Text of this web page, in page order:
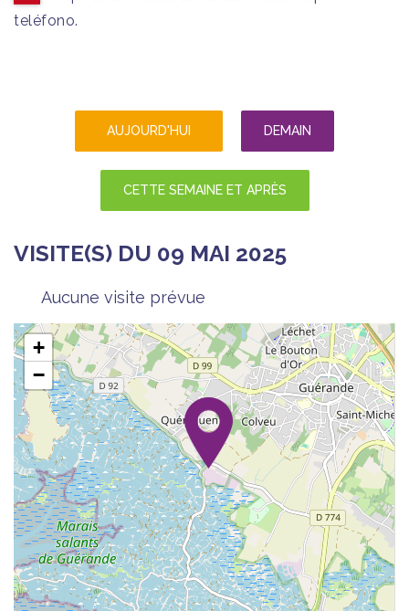
teléfono.
AUJOURD'HUI DEMAIN
CETTE SEMAINE ET APRÈS
VISITE(S) DU 09 MAI 2025
Aucune visite prévue
+
−